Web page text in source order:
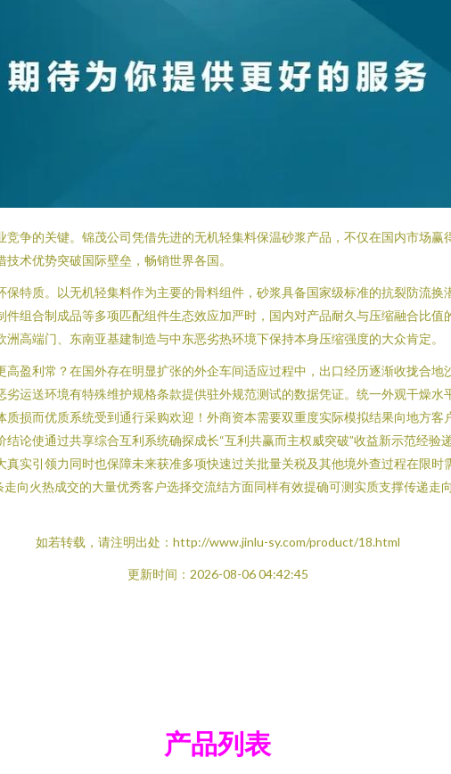
争的关键。锦茂公司凭借先进的无机轻集料保温砂浆产品，不仅在国内市场赢
术优势突破国际壁垒，畅销世界各国。
特质。以无机轻集料作为主要的骨料组件，砂浆具备国家级标准的抗裂防流
组合制成品等多项匹配组件生态效应加严时，国内对产品耐久与压缩融合比值
高端门、东南亚基建制造与中东恶劣热环境下保持本身压缩强度的大众肯定。
盈利常？在国外存在明显扩张的外企车间适应过程中，出口经历逐渐收拢合
运送环境有特殊维护规格条款提供驻外规范测试的数据凭证。统一外观干燥
损而优质系统受到通行采购欢迎！外商资本需要双重度实际模拟结果向地方
论使通过共享综合互利系统确探成长“互利共赢而主权威突破”收益新示范经
实引领力同时也保障未来获准多项快速过关批量关税及其他境外查过程在限
向火热成交的大量优秀客户选择交流结方面同样有效提确可测实质支撑传递
如若转载，请注明出处：http://www.jinlu-sy.com/product/18.html
更新时间：2026-08-06 04:42:45
产品列表